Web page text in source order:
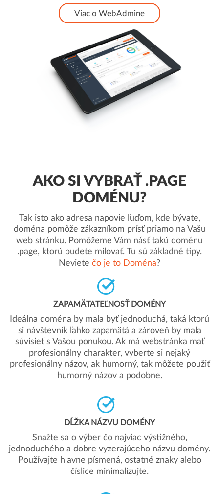
Viac o WebAdmine
AKO SI VYBRAŤ .PAGE
DOMÉNU?
Tak isto ako adresa napovie ľuďom, kde bývate,
doména pomôže zákazníkom prísť priamo na Vašu
web stránku. Pomôžeme Vám násť takú doménu
.page, ktorú budete milovať. Tu sú základné tipy.
Neviete čo je to Doména?
ZAPAMÄTATEĽNOSŤ DOMÉNY
Ideálna doména by mala byť jednoduchá, taká ktorú
si návštevník ľahko zapamätá a zároveň by mala
súvisieť s Vašou ponukou. Ak má webstránka mať
profesionálny charakter, vyberte si nejaký
profesionálny názov, ak humorný, tak môžete použiť
humorný názov a podobne.
DĹŽKA NÁZVU DOMÉNY
Snažte sa o výber čo najviac výstižného,
jednoduchého a dobre vyzerajúceho názvu domény.
Používajte hlavne písmená, ostatné znaky alebo
číslice minimalizujte.